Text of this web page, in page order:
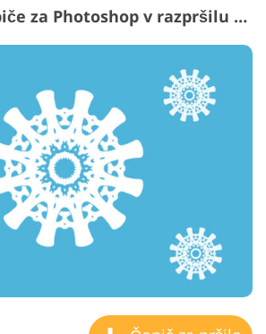
Brezplačne čopiče za Photoshop v razpršilu #21 "Winterland"